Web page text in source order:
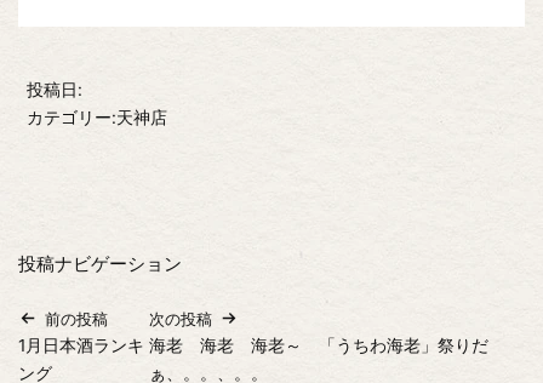
投稿日:
カテゴリー:天神店
投稿ナビゲーション
前の投稿
1月日本酒ランキ
ング
次の投稿
海老 海老 海老～ 「うちわ海老」祭りだ
ぁ、。。、。。